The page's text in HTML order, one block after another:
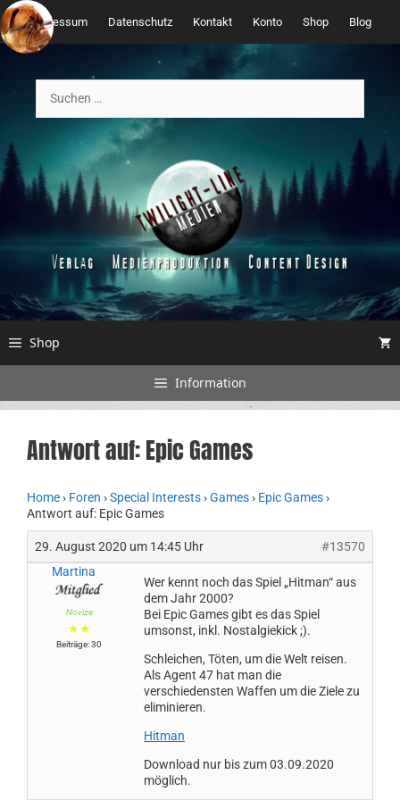
Zum
Inhalt
springen
Impressum Datenschutz Kontakt Konto Shop Blog
nach:
Shop
Information
Antwort auf: Epic Games
Home› Foren ›Special Interests›Games› Epic Games›
Antwort auf: Epic Games
29. August 2020 um 14:45 Uhr
#13570
Martina
Novize
★★
Beiträge: 30
Wer kennt noch das Spiel „Hitman“ aus
dem Jahr 2000?
Bei Epic Games gibt es das Spiel
umsonst, inkl. Nostalgiekick ;).
Schleichen, Töten, um die Welt reisen.
Als Agent 47 hat man die
verschiedensten Waffen um die Ziele zu
eliminieren.
Hitman
Download nur bis zum 03.09.2020
möglich.